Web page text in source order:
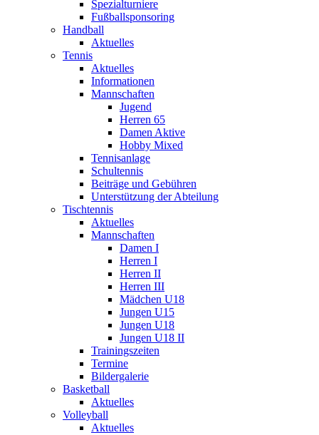
Spezialturniere
Fußballsponsoring
Handball
Aktuelles
Tennis
Aktuelles
Informationen
Mannschaften
Jugend
Herren 65
Damen Aktive
Hobby Mixed
Tennisanlage
Schultennis
Beiträge und Gebühren
Unterstützung der Abteilung
Tischtennis
Aktuelles
Mannschaften
Damen I
Herren I
Herren II
Herren III
Mädchen U18
Jungen U15
Jungen U18
Jungen U18 II
Trainingszeiten
Termine
Bildergalerie
Basketball
Aktuelles
Volleyball
Aktuelles